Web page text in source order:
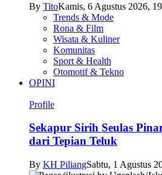
By TitoKamis, 6 Agustus 2026,
Trends & Mode
Rona & Film
Wisata & Kuliner
Komunitas
Sport & Health
Otomotif & Tekno
OPINI
Profile
Sekapur Sirih Seulas
dari Tepian Teluk
By KH PiliangSabtu, 1 Agustus